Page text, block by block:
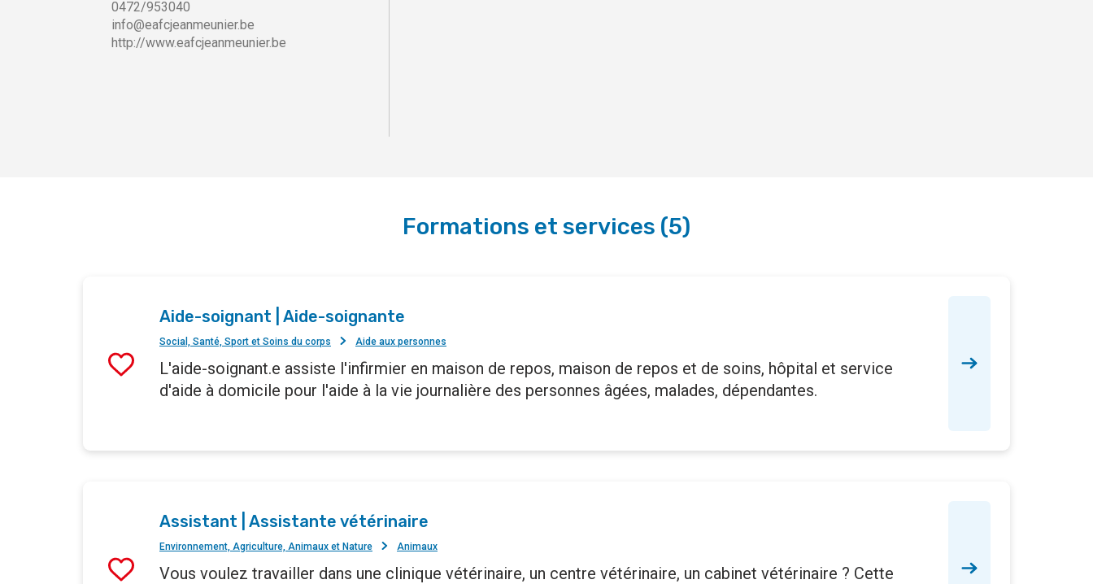
0472/953040
info@eafcjeanmeunier.be
http://www.eafcjeanmeunier.be
Formations et services (5)
Aide-soignant | Aide-soignante
Social, Santé, Sport et Soins du corps Aide aux personnes
L'aide-soignant.e assiste l'infirmier en maison de repos, maison de repos et de soins, hôpital et service
d'aide à domicile pour l'aide à la vie journalière des personnes âgées, malades, dépendantes.
Assistant | Assistante vétérinaire
Environnement, Agriculture, Animaux et Nature Animaux
Vous voulez travailler dans une clinique vétérinaire, un centre vétérinaire, un cabinet vétérinaire ? Cette